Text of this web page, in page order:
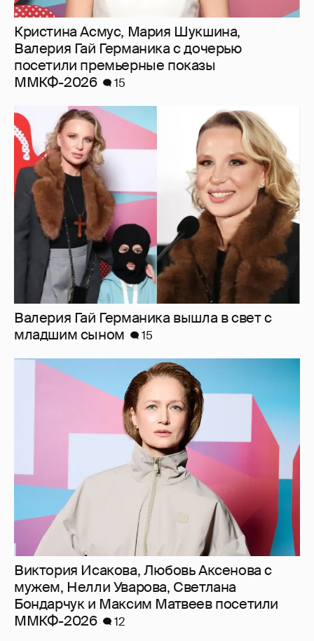
Кристина Асмус, Мария Шукшина,
Валерия Гай Германика с дочерью
посетили премьерные показы
ММКФ-2026
15
Валерия Гай Германика вышла в свет с
младшим сыном
15
Виктория Исакова, Любовь Аксенова с
мужем, Нелли Уварова, Светлана
Бондарчук и Максим Матвеев посетили
ММКФ-2026
12